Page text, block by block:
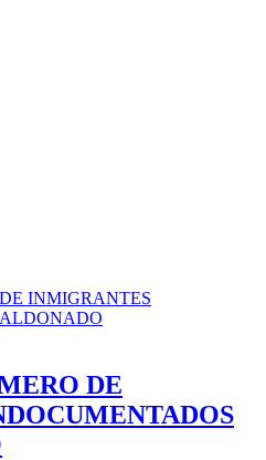
DE